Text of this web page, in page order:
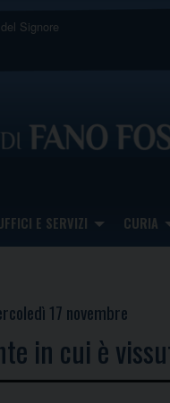
Signore
E SERVIZI CURIA
17 novembre
in cui è